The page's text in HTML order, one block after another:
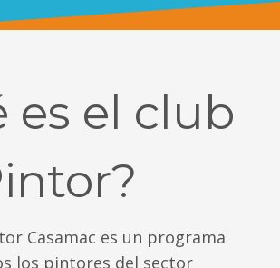
es el club
Casamac es un programa
los pintores del sector